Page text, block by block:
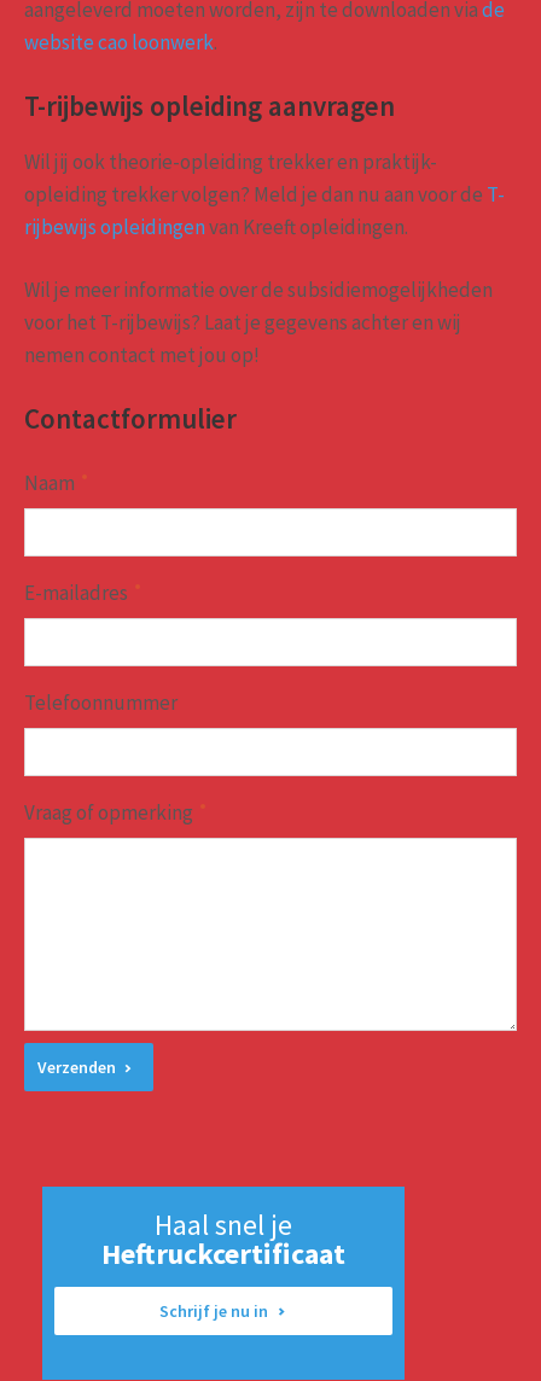
aangeleverd moeten worden, zijn te downloaden viade
website cao loonwerk.
T-rijbewijs opleiding aanvragen
Wil jij ook theorie-opleiding trekker en praktijk-
opleiding trekker volgen? Meld je dan nu aan voor de T-
rijbewijs opleidingenvan Kreeft opleidingen.
Wil je meer informatie over de subsidiemogelijkheden
voor het T-rijbewijs? Laat je gegevens achter en wij
nemen contact met jou op!
Contactformulier
Naam
E-mailadres
Telefoonnummer
Vraag of opmerking
Verzenden
Haal snel je
Heftruckcertificaat
Schrijf je nu in